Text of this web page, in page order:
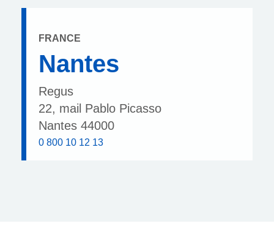
FRANCE
Nantes
Regus
22, mail Pablo Picasso
Nantes 44000
0 800 10 12 13